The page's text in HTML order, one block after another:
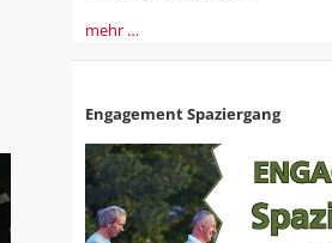
mehr …
Engagement Spaziergang